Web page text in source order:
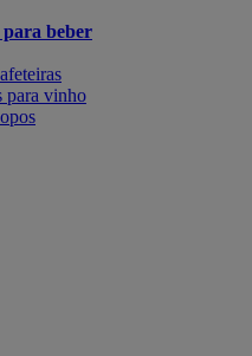
beber
para vinho